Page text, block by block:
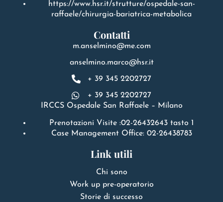
https://www.hsr.it/strutture/ospedale-san-
raffaele/chirurgia-bariatrica-metabolica
Contatti
m.anselmino@me.com
anselmino.marco@hsr.it
+ 39 345 2202727
+ 39 345 2202727
IRCCS Ospedale San Raffaele – Milano
Prenotazioni Visite :02-26432643 tasto 1
Case Management Office: 02-26438783
Link utili
Chi sono
Work up pre-operatorio
Storie di successo